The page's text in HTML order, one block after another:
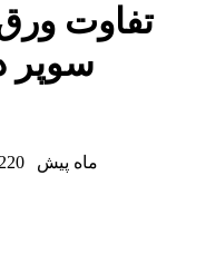
تفاوت
سوپر
3 ماه پیش 220